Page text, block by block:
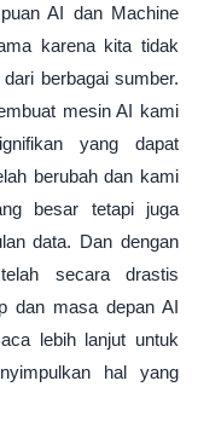
AI dan Machine
karena kita tidak
berbagai sumber.
mesin AI kami
yang dapat
berubah dan kami
besar tetapi juga
data. Dan dengan
secara drastis
dan masa depan AI
lebih lanjut untuk
hal yang